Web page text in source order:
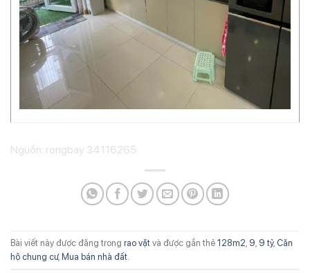
Nguồn: rongbay 34116265
Bài viết này được đăng trongrao vặtvà được gắn thẻ128m2
Mua bán nhà đất.
BÀI VIẾT MỚI